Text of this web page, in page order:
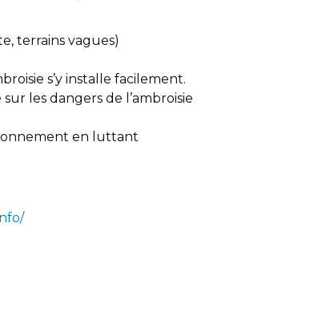
terrains vagues)
s’y installe facilement.
les dangers de l’ambroisie
en luttant